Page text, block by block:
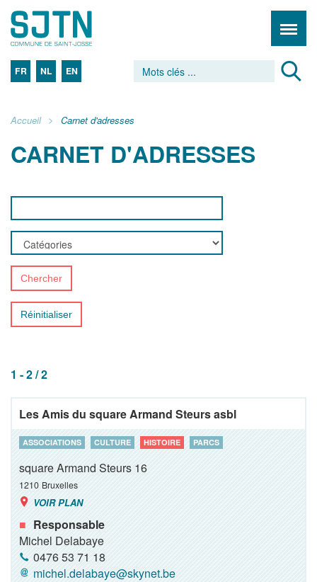
FR NL EN
Accueil Carnet d'adresses
CARNET D'ADRESSES
Chercher
Réinitialiser
1 - 2 / 2
Les Amis du square Armand Steurs asbl
ASSOCIATIONS CULTURE HISTOIRE PARCS
square Armand Steurs 16
1210 Bruxelles
VOIR PLAN
Responsable
Michel Delabaye
0476 53 71 18
michel.delabaye@skynet.be